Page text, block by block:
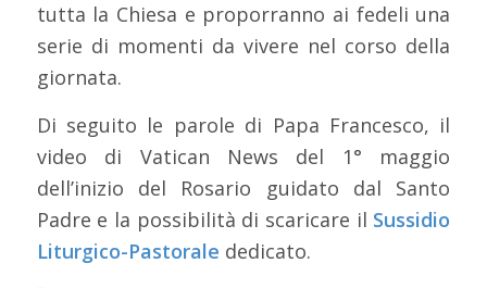
tutta la Chiesa e proporranno ai fedeli una
serie di momenti da vivere nel corso della
giornata.
Di seguito le parole di Papa Francesco, il
video di Vatican News del 1° maggio
dell’inizio del Rosario guidato dal Santo
Padre e la possibilità di scaricare il Sussidio
Liturgico-Pastorale dedicato.